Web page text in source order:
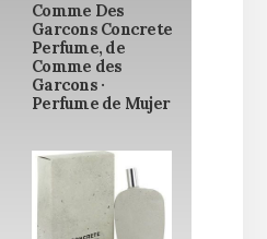
Comme Des
Garcons Concrete
Perfume, de
Comme des
Garcons ·
Perfume de Mujer